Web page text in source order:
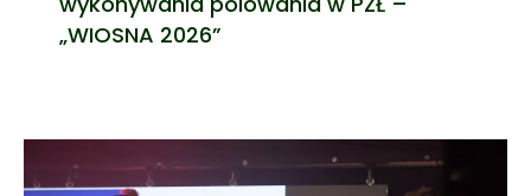
„WIOSNA 2026”